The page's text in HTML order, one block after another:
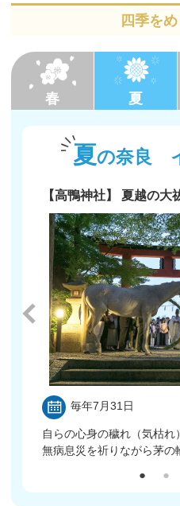
四季を
春 夏
夏の奈良
【高鴨神社】 夏越の大
毎年7月31日
自らの心身の穢れ（気枯
無病息災を祈りながら茅の